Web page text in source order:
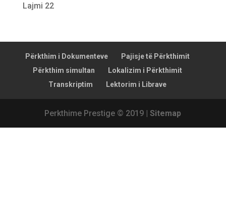
Lajmi 22
Përkthim i Dokumenteve
Pajisje të Përkthimit
Përkthim simultan
Lokalizim i Përkthimit
Transkriptim
Lektorim i Librave
Perkthime Prestige © 2019 |Sitemap